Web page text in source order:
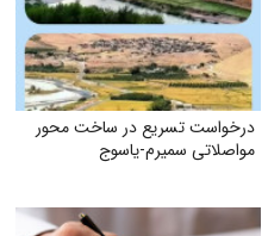
درخواست تسریع در ساخت محور
مواصلاتی سمیرم-یاسوج